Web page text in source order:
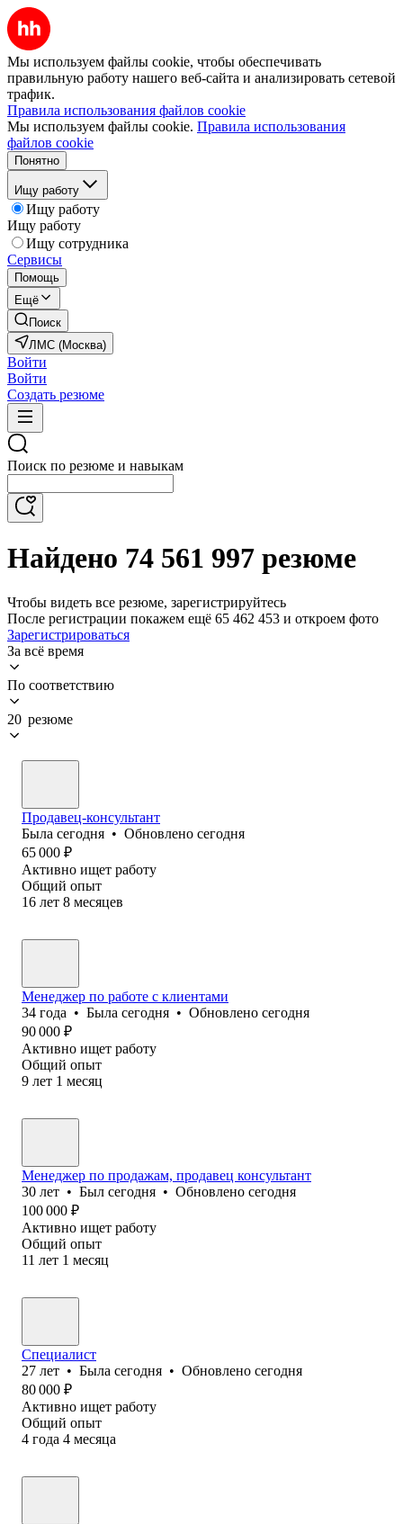
Мы используем файлы cookie, чтобы обеспечивать
правильную работу нашего веб-сайта и анализировать сетевой
трафик.
Правила использования файлов cookie
Мы используем файлы cookie. Правила использования
файлов cookie
Понятно
Ищу работу
Ищу работу
Ищу работу
Ищу сотрудника
Сервисы
Помощь
Ещё
Поиск
ЛМС (Москва)
Войти
Войти
Создать резюме
Поиск по резюме и навыкам
Найдено 74 561 997 резюме
Чтобы видеть все резюме, зарегистрируйтесь
После регистрации покажем ещё 65 462 453 и откроем фото
Зарегистрироваться
За всё время
По соответствию
20 резюме
Продавец-консультант
Была сегодня • Обновлено сегодня
65 000 ₽
Активно ищет работу
Общий опыт
16 лет 8 месяцев
Менеджер по работе с клиентами
34 года • Была сегодня • Обновлено сегодня
90 000 ₽
Активно ищет работу
Общий опыт
9 лет 1 месяц
Менеджер по продажам, продавец консультант
30 лет • Был сегодня • Обновлено сегодня
100 000 ₽
Активно ищет работу
Общий опыт
11 лет 1 месяц
Специалист
27 лет • Была сегодня • Обновлено сегодня
80 000 ₽
Активно ищет работу
Общий опыт
4 года 4 месяца